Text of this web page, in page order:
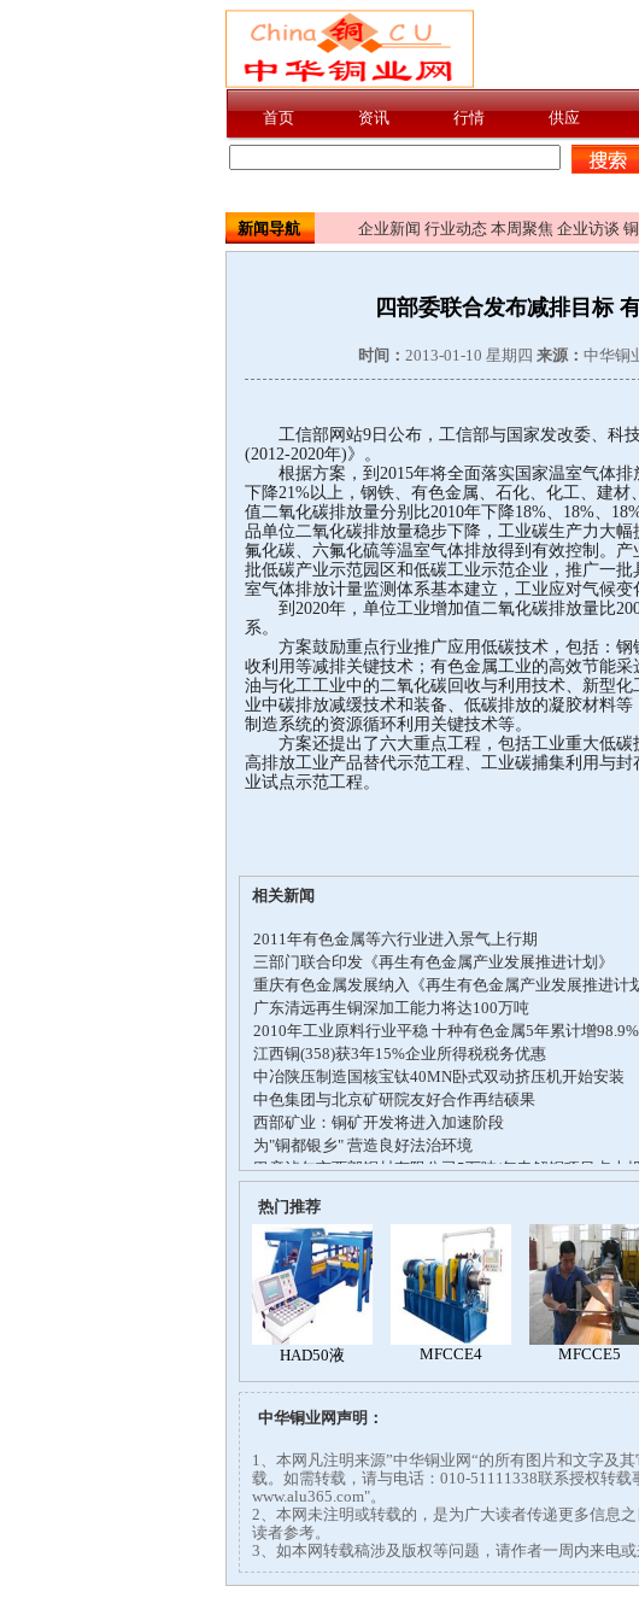
新闻导航 企业新闻 行业动态 本周聚焦 企业访谈
四部委联合发布减排目标
时间： 2013-01-10 星期四 来源： 中华铜
工信部网站9日公布，工信部与国家发改委、科
(2012-2020年)》。
根据方案，到2015年将全面落实国家温室气体排
下降21%以上，钢铁、有色金属、石化、化工、建
值二氧化碳排放量分别比2010年下降18%、18%、
品单位二氧化碳排放量稳步下降，工业碳生产力大
氟化碳、六氟化硫等温室气体排放得到有效控制。
批低碳产业示范园区和低碳工业示范企业，推广一
室气体排放计量监测体系基本建立，工业应对气候变
到2020年，单位工业增加值二氧化碳排放量比
系。
方案鼓励重点行业推广应用低碳技术，包括：钢
收利用等减排关键技术；有色金属工业的高效节能
油与化工工业中的二氧化碳回收与利用技术、新型
业中碳排放减缓技术和装备、低碳排放的凝胶材料
制造系统的资源循环利用关键技术等。
方案还提出了六大重点工程，包括工业重大低碳
高排放工业产品替代示范工程、工业碳捕集利用与
业试点示范工程。
相关新闻
热门推荐
中华铜业网声明：
1、本网凡注明来源”中华铜业网“的所有图片和文字及
载。如需转载，请与电话：010-51111338联系授权转
www.alu365.com"。
2、本网未注明或转载的，是为广大读者传递更多信息
读者参考。
3、如本网转载稿涉及版权等问题，请作者一周内来电或